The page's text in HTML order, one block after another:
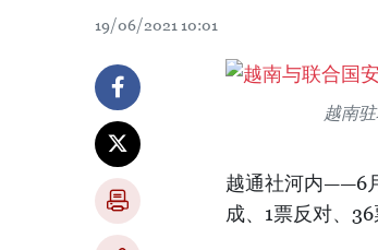
19/06/2021 10:01
越南
越通社河内——6
成、1票反对、